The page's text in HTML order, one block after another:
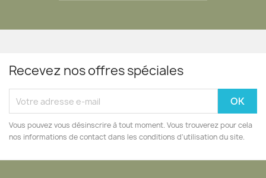
Recevez nos offres spéciales
Vous pouvez vous désinscrire à tout moment. Vous trouverez pour cela
nos informations de contact dans les conditions d'utilisation du site.